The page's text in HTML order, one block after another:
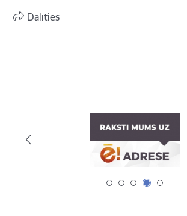
Dalīties